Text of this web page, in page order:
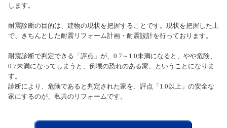
します。
耐震診断の目的は、建物の現状を把握することです。現状を把握した上
で、きちんとした耐震リフォーム計画・耐震設計を行っております。
耐震診断で判定できる「評点」が、0.7～1.0未満になると、やや危険、
0.7未満になってしまうと、倒壊の恐れのある家、ということになりま
す。
診断により、危険であると判定された家を、評点「1.0以上」の安全な
家にするのが、私共のリフォームです。